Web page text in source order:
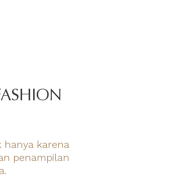
hanya karena
penampilan